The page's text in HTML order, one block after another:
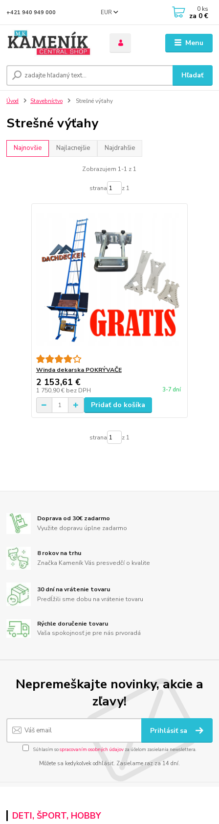
Menu
EUR
Hľadať
+421 940 949 000 0 ks
za 0 €
Úvod Stavebníctvo Strešné výťahy
Strešné výťahy
Najnovšie Najlacnejšie Najdrahšie
Zobrazujem 1-1 z 1
strana z 1
Winda dekarska POKRÝVAČE
2 153,61 €
1 750,90 € bez DPH 3-7 dní
Pridať do košíka
strana z 1
Doprava od 30€ zadarmo
Využite dopravu úplne zadarmo
8 rokov na trhu
Značka Kameník Vás presvedčí o kvalite
30 dní na vrátenie tovaru
Predĺžili sme dobu na vrátenie tovaru
Rýchle doručenie tovaru
Vaša spokojnosť je pre nás prvoradá
Nepremeškajte novinky, akcie a
zľavy!
Prihlásiť sa
Súhlasím sospracovaním osobných údajov za účelom zasielania newslettera.
Môžete sa kedykoľvek odhlásiť. Zasielame raz za 14 dní.
DETI, ŠPORT, HOBBY